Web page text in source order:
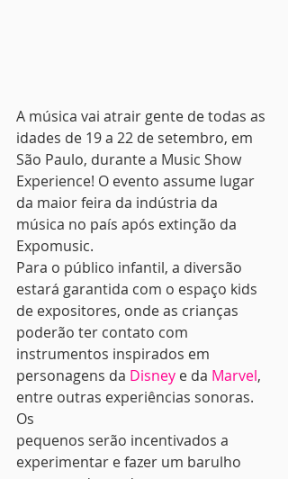
A música vai atrair gente de todas as
idades de 19 a 22 de setembro, em
São Paulo, durante a Music Show
Experience! O evento assume lugar
da maior feira da indústria da
música no país após extinção da
Expomusic.
Para o público infantil, a diversão
estará garantida com o espaço kids
de expositores, onde as crianças
poderão ter contato com
instrumentos inspirados em
personagens da Disney e da Marvel,
entre outras experiências sonoras.
Os
pequenos serão incentivados a
experimentar e fazer um barulho